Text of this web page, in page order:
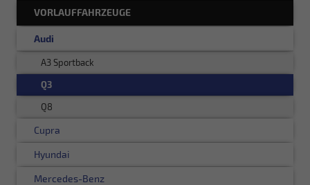
VORLAUFFAHRZEUGE
Audi
A3 Sportback
Q3
Q8
Cupra
Hyundai
Mercedes-Benz